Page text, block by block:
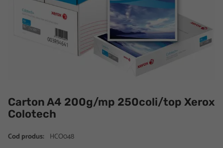
Carton A4 200g/mp 250coli/top Xerox
Colotech
Cod produs: HCO048